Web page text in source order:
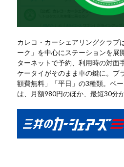
カレコ・カーシェアリングクラブ
ーク」を中心にステーションを展
ターネットで予約、利用時の対面
ケータイがそのまま車の鍵に。プ
額費無料」「平日」の3種類。ベ
は、月額980円のほか、最短30分